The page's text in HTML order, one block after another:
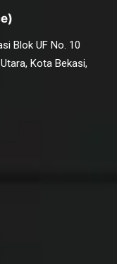
Blok UF No. 10
Kota Bekasi,